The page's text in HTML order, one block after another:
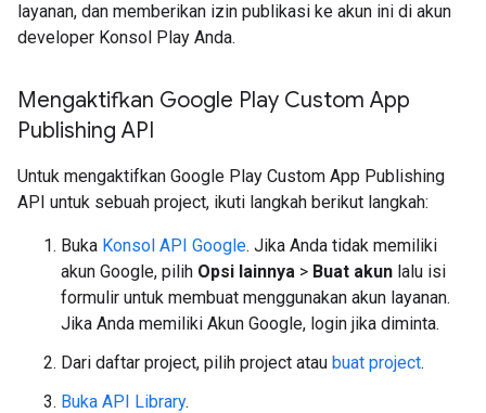
layanan, dan memberikan izin publikasi ke akun ini di akun
developer Konsol Play Anda.
Mengaktifkan Google Play Custom App
Publishing API
Untuk mengaktifkan Google Play Custom App Publishing
API untuk sebuah project, ikuti langkah berikut langkah:
Buka Konsol API Google. Jika Anda tidak memiliki
akun Google, pilih Opsi lainnya > Buat akun lalu isi
formulir untuk membuat menggunakan akun layanan.
Jika Anda memiliki Akun Google, login jika diminta.
Dari daftar project, pilih project atau buat project.
Buka API Library.